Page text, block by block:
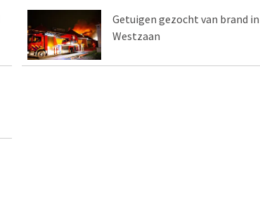
Getuigen gezocht van brand in
Westzaan